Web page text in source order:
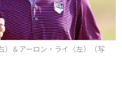
）＆アーロン・ライ（左）（写